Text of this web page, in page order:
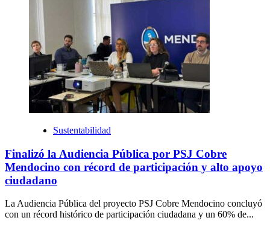
Sustentabilidad
Finalizó la Audiencia Pública por PSJ Cobre
Mendocino con récord de participación y alto apoyo
ciudadano
La Audiencia Pública del proyecto PSJ Cobre Mendocino concluyó
con un récord histórico de participación ciudadana y un 60% de...